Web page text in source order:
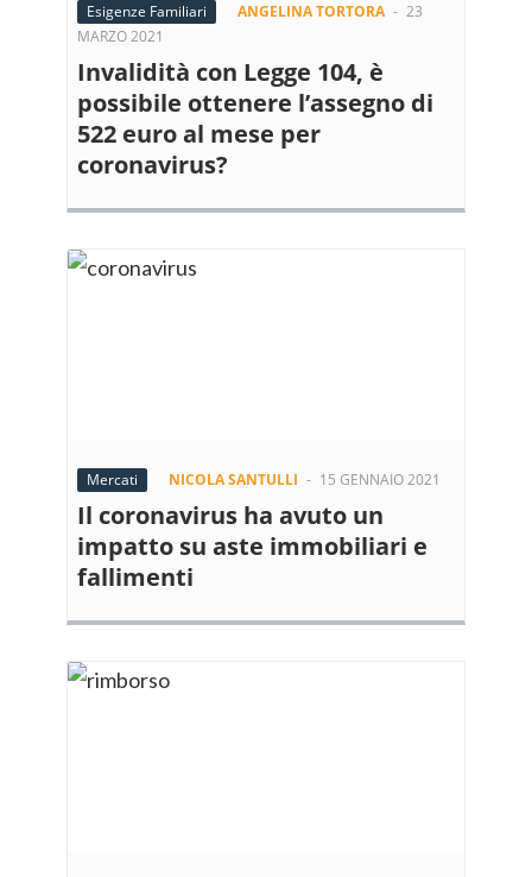
Esigenze Familiari ANGELINA TORTORA - 23
MARZO 2021
Invalidità con Legge 104, è
possibile ottenere l’assegno di
522 euro al mese per
coronavirus?
Mercati NICOLA SANTULLI - 15 GENNAIO 2021
Il coronavirus ha avuto un
impatto su aste immobiliari e
fallimenti